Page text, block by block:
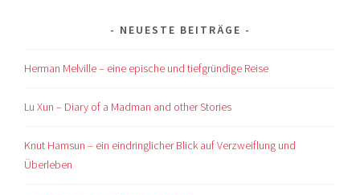
NEUESTE BEITRÄGE
Herman Melville – eine epische und tiefgründige Reise
Lu Xun – Diary of a Madman and other Stories
Knut Hamsun – ein eindringlicher Blick auf Verzweiflung und
Überleben